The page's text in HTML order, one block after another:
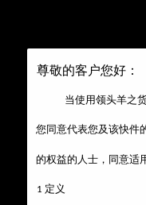
尊敬的客户您好：
当使用领头羊之
您同意代表您及该快件
的权益的人士，同意适
1 定义